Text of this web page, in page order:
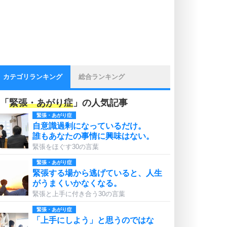
カテゴリランキング 総合ランキング
「 緊張・あがり症 」の人気記事
緊張・あがり症
自意識過剰になっているだけ。
誰もあなたの事情に興味はない。
緊張をほぐす30の言葉
緊張・あがり症
緊張する場から逃げていると、人生
がうまくいかなくなる。
緊張と上手に付き合う30の言葉
緊張・あがり症
「上手にしよう」と思うのではな